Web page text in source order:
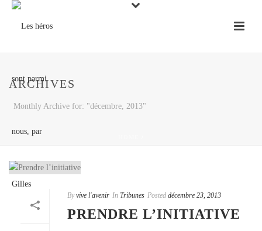
ARCHIVES
Monthly Archive for: "décembre, 2013"
By vive l'avenir In Tribunes Posted décembre 23, 2013
PRENDRE L’INITIATIVE